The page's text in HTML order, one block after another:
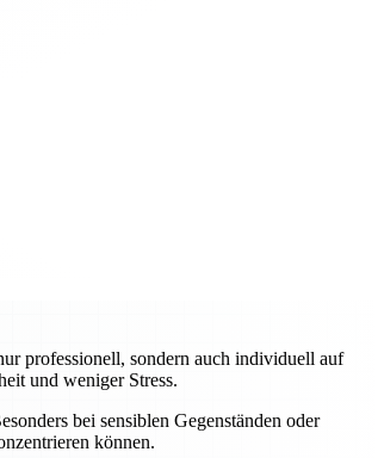
professionell, sondern auch individuell auf
und weniger Stress.
bei sensiblen Gegenständen oder
können.